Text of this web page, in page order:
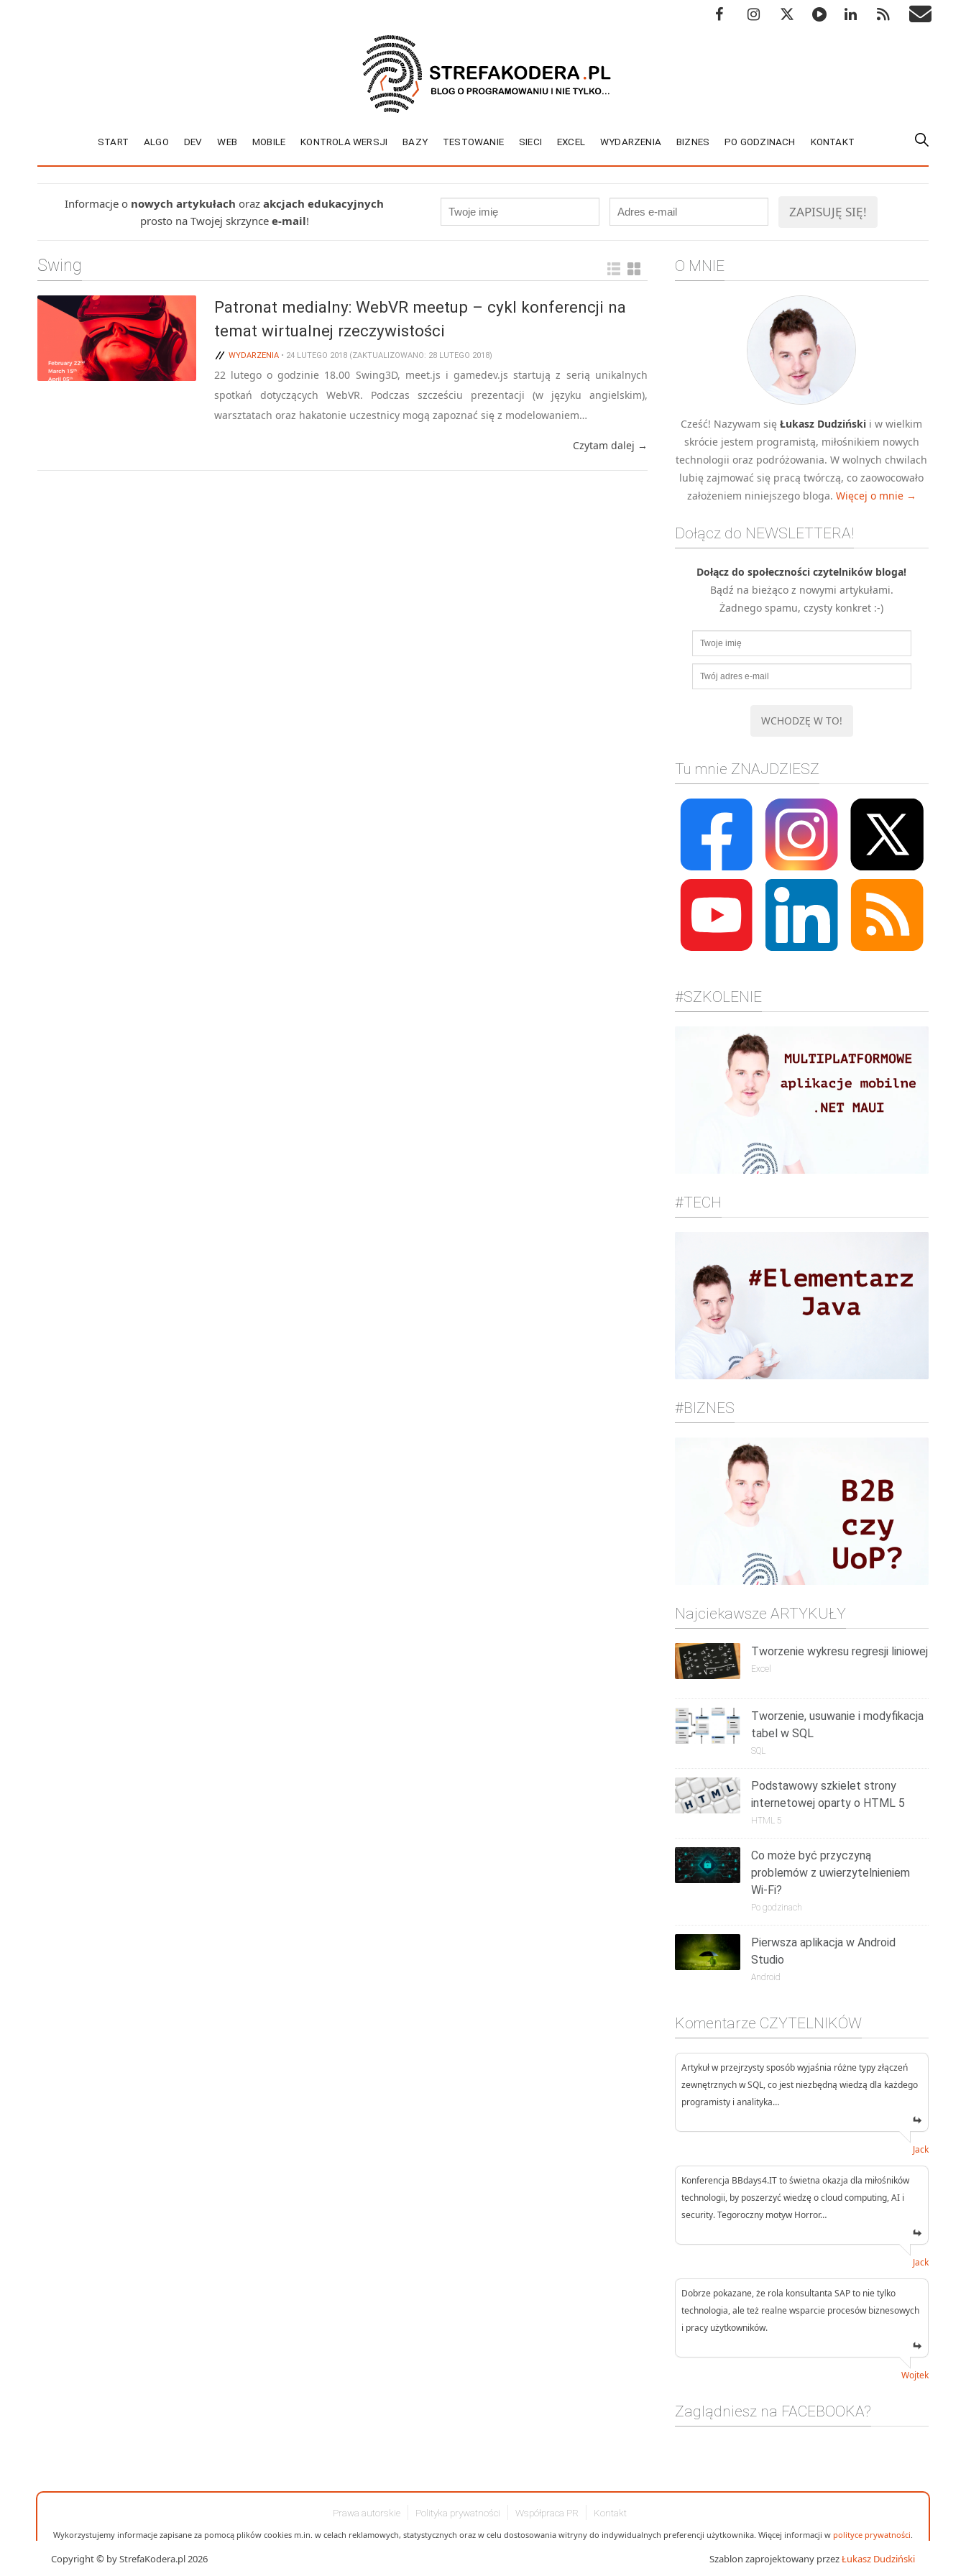
START ALGO DEV WEB MOBILE KONTROLA WERSJI BAZY TESTOWANIE SIECI EXCEL WYDARZENIA BIZNES PO GODZINACH KONTAKT
Informacje o nowych artykułach oraz akcjach edukacyjnych
prosto na Twojej skrzynce e-mail!
Swing
Patronat medialny: WebVR meetup – cykl konferencji na
temat wirtualnej rzeczywistości
WYDARZENIA• 24 LUTEGO 2018 (ZAKTUALIZOWANO: 28 LUTEGO 2018)
22 lutego o godzinie 18.00 Swing3D, meet.js i gamedev.js startują z serią unikalnych
spotkań dotyczących WebVR. Podczas szcześciu prezentacji (w języku angielskim),
warsztatach oraz hakatonie uczestnicy mogą zapoznać się z modelowaniem…
Czytam dalej →
O MNIE
Cześć! Nazywam sięŁukasz Dudziński i w wielkim
skrócie jestem programistą, miłośnikiem nowych
technologii oraz podróżowania. W wolnych chwilach
lubię zajmować się pracą twórczą, co zaowocowało
założeniem niniejszego bloga. Więcej o mnie →
Dołącz do NEWSLETTERA!
Dołącz do społeczności czytelników bloga!
Bądź na bieżąco z nowymi artykułami.
Żadnego spamu, czysty konkret :-)
Tu mnie ZNAJDZIESZ
#SZKOLENIE
#TECH
#BIZNES
Najciekawsze ARTYKUŁY
Tworzenie wykresu regresji liniowej
Excel
Tworzenie, usuwanie i modyfikacja
tabel w SQL
SQL
Podstawowy szkielet strony
internetowej oparty o HTML 5
HTML 5
Co może być przyczyną
problemów z uwierzytelnieniem
Wi-Fi?
Po godzinach
Pierwsza aplikacja w Android
Studio
Android
Komentarze CZYTELNIKÓW
Artykuł w przejrzysty sposób wyjaśnia różne typy złączeń
zewnętrznych w SQL, co jest niezbędną wiedzą dla każdego
programisty i analityka…
Jack
Konferencja BBdays4.IT to świetna okazja dla miłośników
technologii, by poszerzyć wiedzę o cloud computing, AI i
security. Tegoroczny motyw Horror…
Jack
Dobrze pokazane, że rola konsultanta SAP to nie tylko
technologia, ale też realne wsparcie procesów biznesowych
i pracy użytkowników.
Wojtek
Zaglądniesz na FACEBOOKA?
Prawa autorskie Polityka prywatności Współpraca PR Kontakt
Wykorzystujemy informacje zapisane za pomocą plików cookies m.in. w celach reklamowych, statystycznych oraz w celu dostosowania witryny do indywidualnych preferencji użytkownika. Więcej informacji w polityce prywatności
Copyright © by StrefaKodera.pl 2026 Szablon zaprojektowany przezŁukasz Dudziński